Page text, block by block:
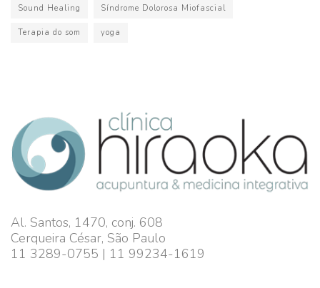
Sound Healing Síndrome Dolorosa Miofascial
Terapia do som yoga
Al. Santos, 1470, conj. 608
Cerqueira César, São Paulo
11 3289-0755 | 11 99234-1619